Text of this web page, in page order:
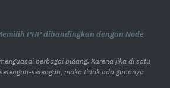
PHP dibandingkan dengan Node
berbagai bidang. Karena jika di satu
setengah, maka tidak ada gunanya